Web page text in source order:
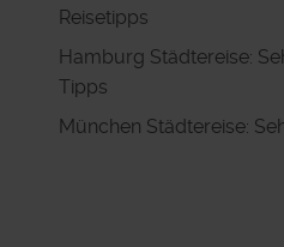
Reisetipps
Hamburg Städtereise:
Tipps
München Städtereise: